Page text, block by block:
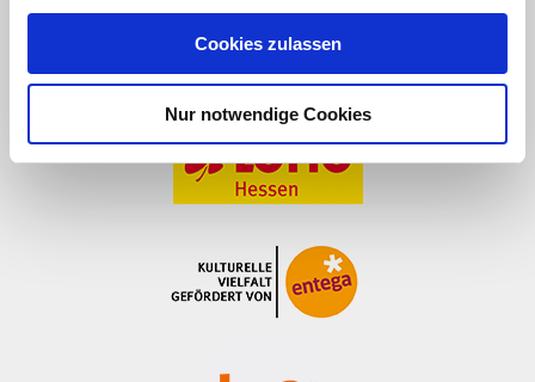
Cookies zulassen
Nur notwendige Cookies